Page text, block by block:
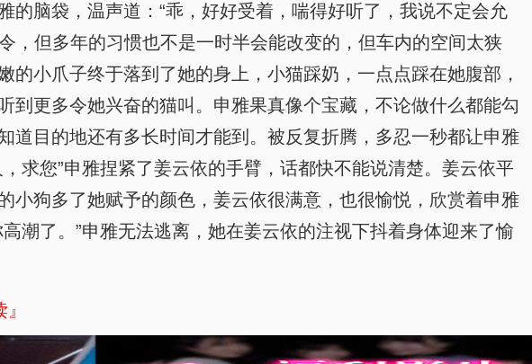
脑袋，温声道：“乖，好好受着，喘得好听了，我说不定会允
，但多年的习惯也不是一时半会能改变的，但车内的空间太狭
小爪子终于落到了她的身上，小猫踩奶，一点点踩在她腹部，
更多令她兴奋的猫叫。申雅果真像个宝藏，不论做什么都能勾
目的地还有多长时间才能到。被反复折腾，多忍一秒都让申雅
求您”申雅捏紧了姜云依的手臂，话都快不能说清楚。姜云依平
狗多了她赋予的颜色，姜云依很满意，也很愉悦，欣赏着申雅
潮了。”申雅无法逃离，她在姜云依的注视下抖着身体迎来了愉